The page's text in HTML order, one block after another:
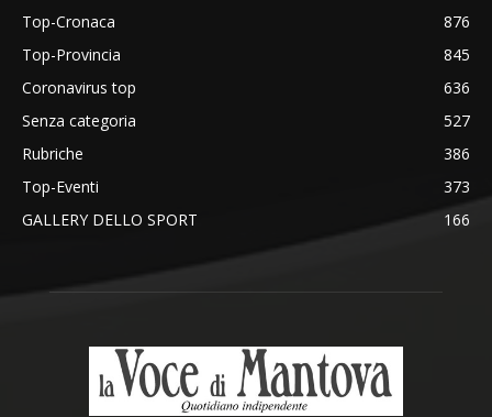
Top-Cronaca
876
Top-Provincia
845
Coronavirus top
636
Senza categoria
527
Rubriche
386
Top-Eventi
373
GALLERY DELLO SPORT
166